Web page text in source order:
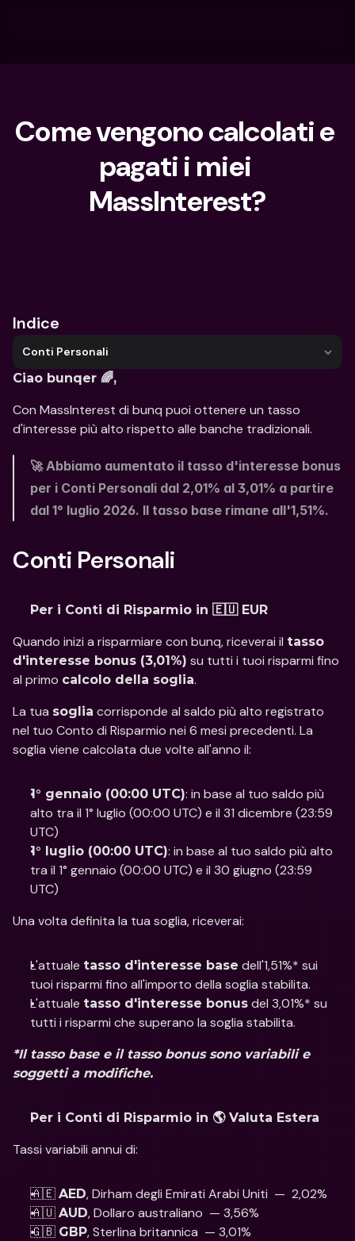
Come vengono calcolati e
pagati i miei
MassInterest?
Indice
Conti Personali
Ciao bunqer 🌈,
Con MassInterest di bunq puoi ottenere un tasso
d'interesse più alto rispetto alle banche tradizionali.
🚀 Abbiamo aumentato il tasso d'interesse bonus
per i Conti Personali dal 2,01% al 3,01% a partire
dal 1° luglio 2026. Il tasso base rimane all'1,51%.
Conti Personali
Per i Conti di Risparmio in 🇪🇺 EUR
Quando inizi a risparmiare con bunq, riceverai il tasso
d'interesse bonus (3,01%) su tutti i tuoi risparmi fino
al primo calcolo della soglia.
La tua soglia corrisponde al saldo più alto registrato
nel tuo Conto di Risparmio nei 6 mesi precedenti. La
soglia viene calcolata due volte all'anno il:
1° gennaio (00:00 UTC): in base al tuo saldo più
alto tra il 1° luglio (00:00 UTC) e il 31 dicembre (23:59
UTC)
1° luglio (00:00 UTC): in base al tuo saldo più alto
tra il 1° gennaio (00:00 UTC) e il 30 giugno (23:59
UTC)
Una volta definita la tua soglia, riceverai:
L'attuale tasso d'interesse base dell'1,51%* sui
tuoi risparmi fino all'importo della soglia stabilita.
L'attuale tasso d'interesse bonus del 3,01%* su
tutti i risparmi che superano la soglia stabilita.
*Il tasso base e il tasso bonus sono variabili e
soggetti a modifiche.
Per i Conti di Risparmio in 🌎 Valuta Estera
Tassi variabili annui di:
🇦🇪 AED, Dirham degli Emirati Arabi Uniti  —  2,02%
🇦🇺 AUD, Dollaro australiano  — 3,56%
🇬🇧 GBP, Sterlina britannica  — 3,01%